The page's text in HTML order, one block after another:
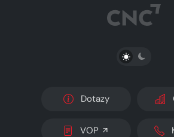
PŘEPNOUT
Dotazy
VOP